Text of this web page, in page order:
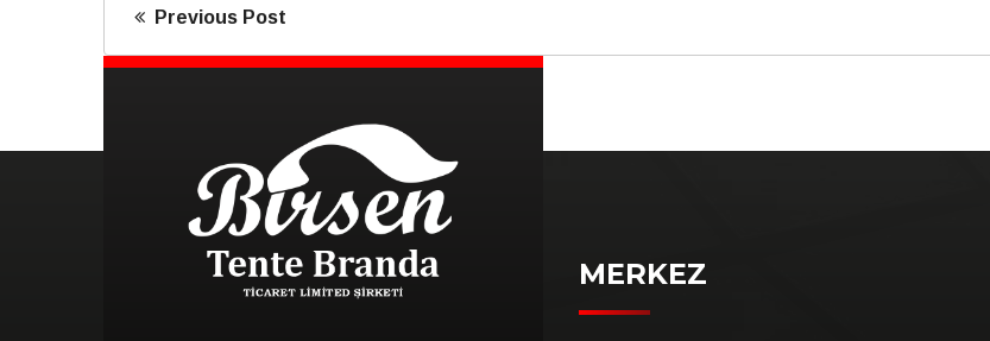
Previous Post
MERKEZ